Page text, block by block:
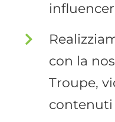
con la
Troupe,
contenuti